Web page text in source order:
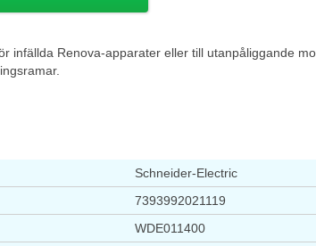
infällda Renova-apparater eller till utanpåliggande
Schneider-Electric
7393992021119
WDE011400